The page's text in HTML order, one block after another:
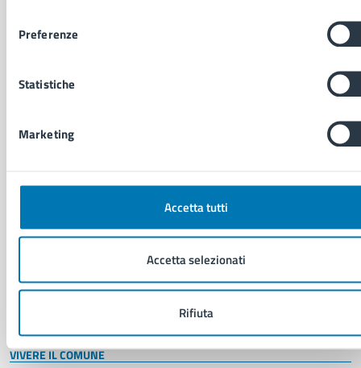
Preferenze
Statistiche
Marketing
Accetta tutti
Accetta selezionati
Rifiuta
Documenti e certificati
Imprese e commercio
Vita lavorativa
Avvisi
Comunicati stampa della Giunta Comunale
VIVERE IL COMUNE